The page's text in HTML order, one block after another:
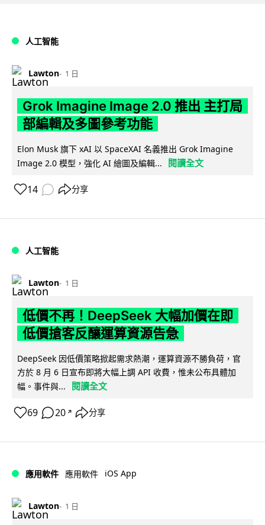
人工智能
Lawton 1 日
Grok Imagine Image 2.0 推出 主打局
部編輯及多圖參考功能
Elon Musk 旗下 xAI 以 SpaceXAI 名義推出 Grok Imagine
Image 2.0 模型，強化 AI 繪圖及編輯...
閱讀全文
14 分享
人工智能
Lawton 1 日
低價不再！DeepSeek 大幅加價在即
低價搶客反釀運算資源告急
DeepSeek 因低價策略掀起需求熱潮，運算資源不勝負荷，官
方於 8 月 6 日宣布即將大幅上調 API 收費，惟未公布具體加
幅。事件與...
閱讀全文
69 20 ↗ 分享
應用軟件 應用軟件 iOS App
Lawton 1 日